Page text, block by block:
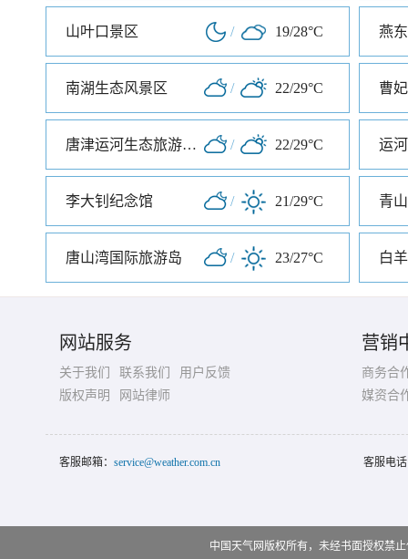
山叶口景区 / 19/28°C 燕
南湖生态风景区 / 22/29°C 曹
唐津运河生态旅游度假景区 / 22/29°C 运
李大钊纪念馆 / 21/29°C 青
唐山湾国际旅游岛 / 23/27°C 白
网站服务
关于我们 联系我们
用户反馈
版权声明
网站律师
营销
商务合
媒资合
客服邮箱： service@weather.com.cn 客服电
中国天气网版权所有，未经书面授权